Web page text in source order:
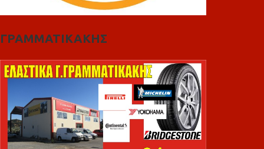
ΓΡΑΜΜΑΤΙΚΑΚΗΣ